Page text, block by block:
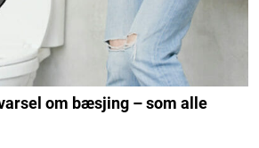
om bæsjing – som alle